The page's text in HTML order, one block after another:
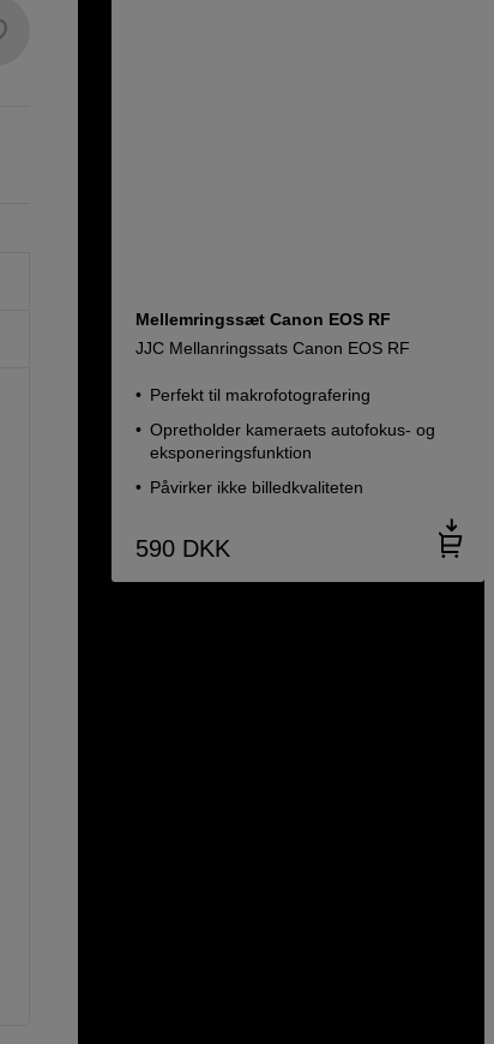
Mellemringssæt Canon EOS RF
JJC Mellanringssats Canon EOS RF
Perfekt til makrofotografering
Opretholder kameraets autofokus- og
eksponeringsfunktion
Påvirker ikke billedkvaliteten
590 DKK